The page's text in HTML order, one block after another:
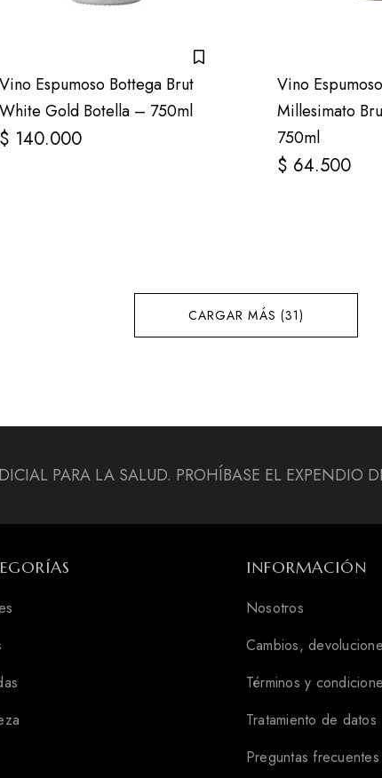
Vino Espumoso Bottega Brut
White Gold Botella – 750ml
$ 140.000
Vino
Millesimato
750ml
$ 64.500
CARGAR MÁS (31)
PARA LA SALUD. PROHÍBASE EL EXPENDIO
INFORMACIÓN
Nosotros
Cambios,
Términos y
Tratamiento de datos
Preguntas frecuentes